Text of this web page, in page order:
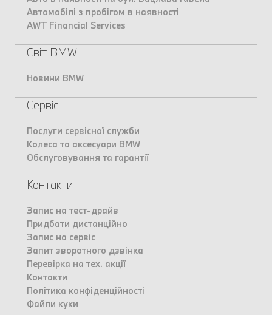
Автомобілі з пробігом в наявності
AWT Financial Services
Світ BMW
Новини BMW
Сервіс
Послуги сервісної служби
Колеса та аксесуари BMW
Обслуговування та гарантії
Контакти
Запис на тест-драйв
Придбати дистанційно
Запис на сервіс
Запит зворотного дзвінка
Перевірка на тех. акції
Контакти
Політика конфіденційності
Файли куки